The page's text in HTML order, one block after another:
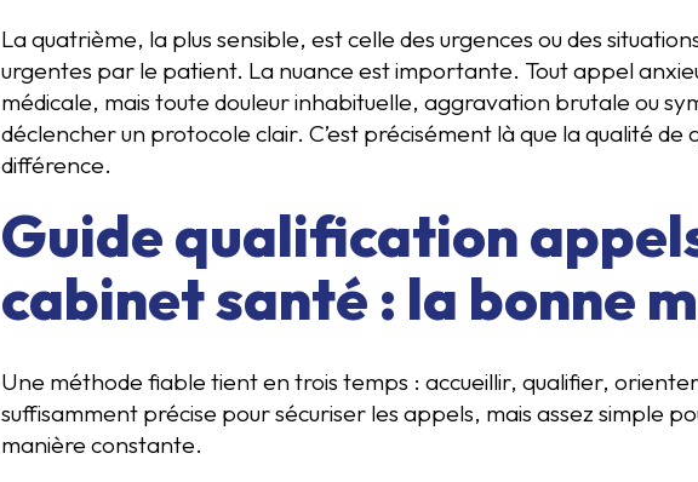
La quatrième, la plus sensible, est celle des urgences ou des
urgentes par le patient. La nuance est importante. Tout appel
médicale, mais toute douleur inhabituelle, aggravation brutale ou
déclencher un protocole clair. C’est précisément là que la qualité de
différence.
Guide qualification
cabinet santé : la bonne
Une méthode fiable tient en trois temps : accueillir, qualifier,
suffisamment précise pour sécuriser les appels, mais assez simple
manière constante.